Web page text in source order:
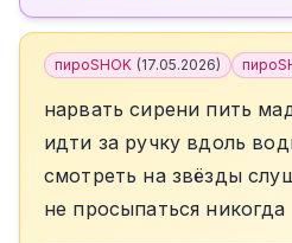
пироSHOK (17.05.2026)
нарвать сирени пить
идти за ручку вдоль
смотреть на звёзды
не просыпаться никогда